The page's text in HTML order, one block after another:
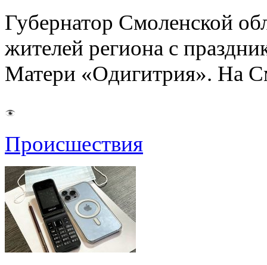
Губернатор Смоленской
жителей региона с
Матери «Одигитрия». На
Происшествия